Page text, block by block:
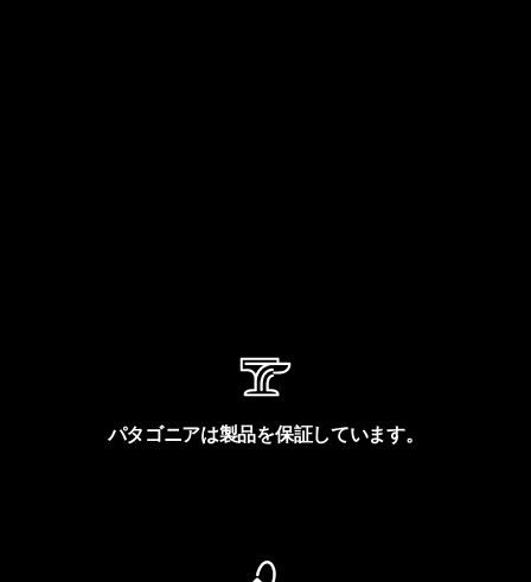
パタゴニアは製品を保証しています。